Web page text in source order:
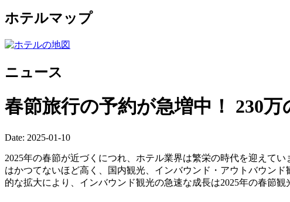
ホテルマップ
ニュース
春節旅行の予約が急増中！ 230
Date: 2025-01-10
2025年の春節が近づくにつれ、ホテル業界は繁栄の時代を迎えて
はかつてないほど高く、国内観光、インバウンド・アウトバウン
的な拡大により、インバウンド観光の急速な成長は2025年の春節